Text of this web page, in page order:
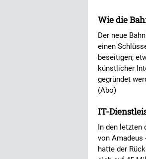
Wie die
Der neue
einen
beseitigen;
künstlicher
gegründet
(Abo)
IT-
In den letzten
von Amadeus
hatte der